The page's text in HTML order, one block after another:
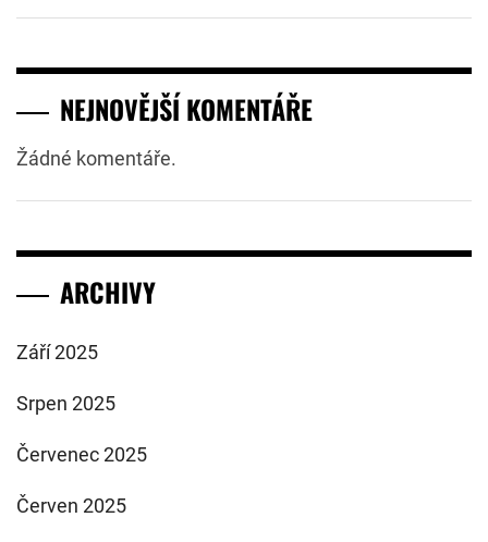
NEJNOVĚJŠÍ KOMENTÁŘE
Žádné komentáře.
ARCHIVY
Září 2025
Srpen 2025
Červenec 2025
Červen 2025